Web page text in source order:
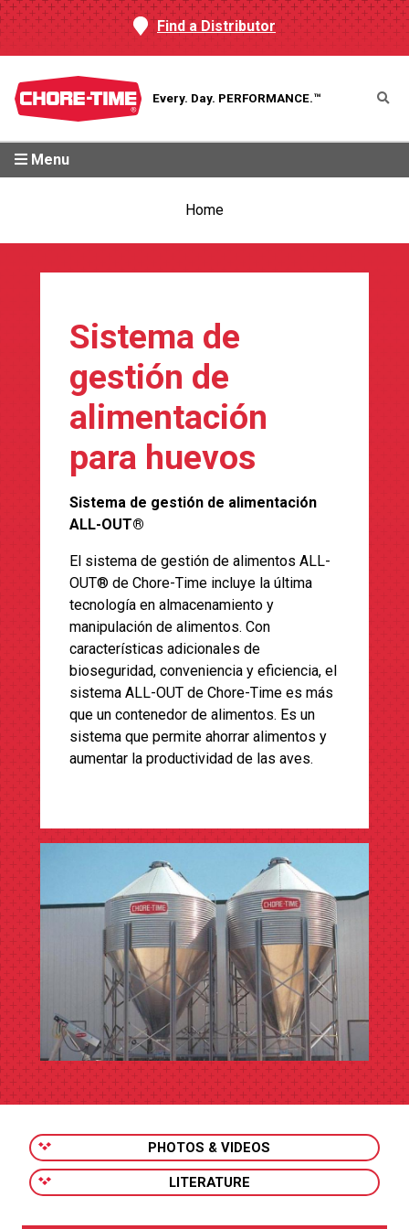
Find a Distributor
Every. Day. PERFORMANCE.™
Menu
Home
Sistema de
gestión de
alimentación
para huevos
Sistema de gestión de alimentación
ALL-OUT®
El sistema de gestión de alimentos ALL-
OUT® de Chore-Time incluye la última
tecnología en almacenamiento y
manipulación de alimentos. Con
características adicionales de
bioseguridad, conveniencia y eficiencia, el
sistema ALL-OUT de Chore-Time es más
que un contenedor de alimentos. Es un
sistema que permite ahorrar alimentos y
aumentar la productividad de las aves.
PHOTOS & VIDEOS
LITERATURE